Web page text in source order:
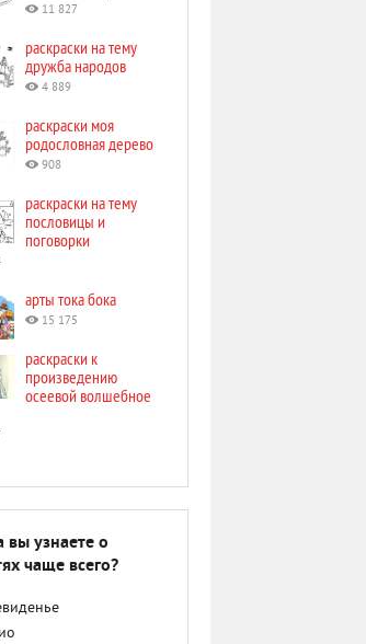
11 827
раскраски на тему
дружба народов
4 889
раскраски моя
родословная дерево
908
раскраски на тему
пословицы и
поговорки
арты тока бока
15 175
раскраски к
произведению
осеевой волшебное
вы узнаете о
чаще всего?